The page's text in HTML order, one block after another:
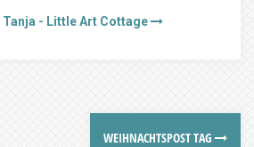
Tanja - Little Art Cottage
WEIHNACHTSPOST TAG